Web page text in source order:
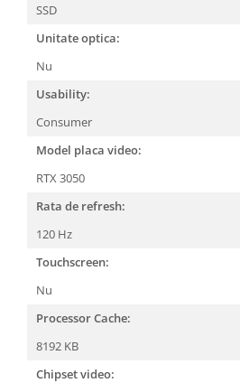
SSD
Unitate optica:
Nu
Usability:
Consumer
Model placa video:
RTX 3050
Rata de refresh:
120 Hz
Touchscreen:
Nu
Processor Cache:
8192 KB
Chipset video: